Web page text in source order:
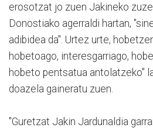
erosotzat jo zuen Jakineko
Donostiako agerraldi hartan,
adibidea da". Urtez urte,
hobetoago, interesgarriago,
hobeto pentsatua antolatzeko"
doazela gaineratu zuen.
"Guretzat Jakin Jardunaldia